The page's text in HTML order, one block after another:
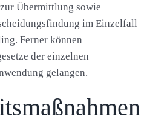
Übermittlung sowie
im Einzelfall
Ferner können
der einzelnen
gelangen.